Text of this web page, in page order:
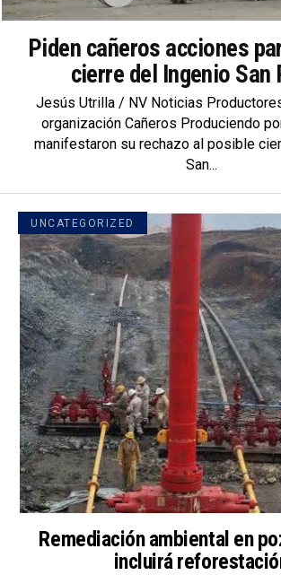
Piden cañeros acciones
cierre del Ingenio San
Jesús Utrilla / NV Noticias
organización Cañeros Produciendo
manifestaron su rechazo al posible
San...
UNCATEGORIZED
Remediación ambiental en
incluirá